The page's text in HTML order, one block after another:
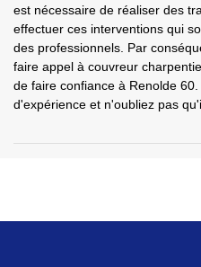
est nécessaire de réaliser des
effectuer ces interventions qui
des professionnels. Par
faire appel à couvreur
de faire confiance à Renolde
d'expérience et n'oubliez pas